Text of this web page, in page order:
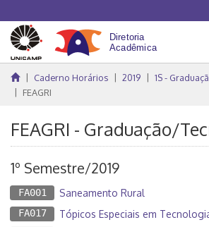
Caderno Horários 2019
1S -
FEAGRI
FEAGRI - Graduação/
1º Semestre/2019
FA001 Saneamento Rural
FA017 Tópicos Especiais em